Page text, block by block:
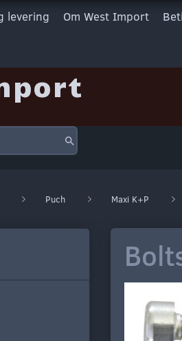
levering Om West Import
Puch Maxi K+P